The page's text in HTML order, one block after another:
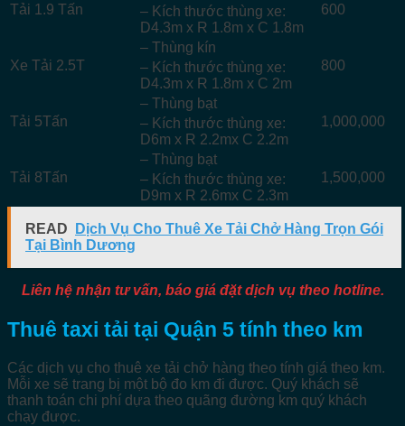
Tải 1.9 Tấn
600
– Kích thước thùng xe:
D4.3m x R 1.8m x C 1.8m
Xe Tải 2.5T
– Thùng kín
800
– Kích thước thùng xe:
D4.3m x R 1.8m x C 2m
Tải 5Tấn
– Thùng bạt
1,000,000
– Kích thước thùng xe:
D6m x R 2.2mx C 2.2m
Tải 8Tấn
– Thùng bạt
1,500,000
– Kích thước thùng xe:
D9m x R 2.6mx C 2.3m
READ
Dịch Vụ Cho Thuê Xe Tải Chở Hàng Trọn Gói
Tại Bình Dương
Liên hệ nhận tư vấn, báo giá đặt dịch vụ theo hotline.
Thuê taxi tải tại Quận 5 tính theo km
Các dịch vụ cho thuê xe tải chở hàng theo tính giá theo km.
Mỗi xe sẽ trang bị một bộ đo km đi được. Quý khách sẽ
thanh toán chi phí dựa theo quãng đường km quý khách
chạy được.